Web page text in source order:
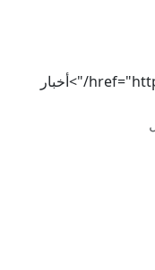
href="https://radionagham.com/category/news/">أخبار